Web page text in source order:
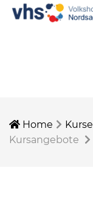
Home Kurse
Kursangebote